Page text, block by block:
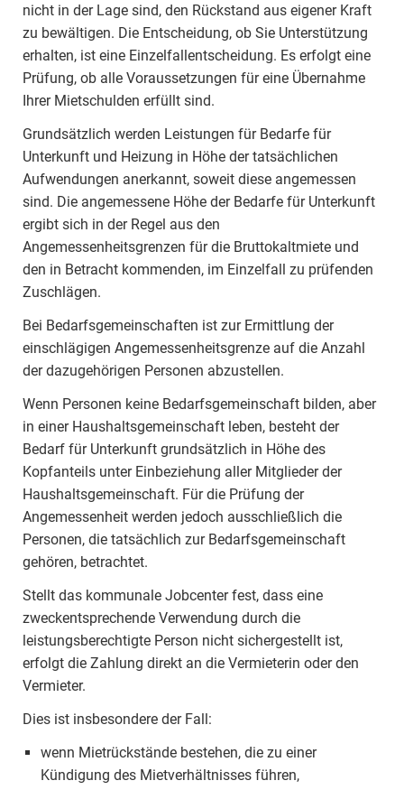
nicht in der Lage sind, den Rückstand aus eigener Kraft
zu bewältigen. Die Entscheidung, ob Sie Unterstützung
erhalten, ist eine Einzelfallentscheidung. Es erfolgt eine
Prüfung, ob alle Voraussetzungen für eine Übernahme
Ihrer Mietschulden erfüllt sind.
Grundsätzlich werden Leistungen für Bedarfe für
Unterkunft und Heizung in Höhe der tatsächlichen
Aufwendungen anerkannt, soweit diese angemessen
sind. Die angemessene Höhe der Bedarfe für Unterkunft
ergibt sich in der Regel aus den
Angemessenheitsgrenzen für die Bruttokaltmiete und
den in Betracht kommenden, im Einzelfall zu prüfenden
Zuschlägen.
Bei Bedarfsgemeinschaften ist zur Ermittlung der
einschlägigen Angemessenheitsgrenze auf die Anzahl
der dazugehörigen Personen abzustellen.
Wenn Personen keine Bedarfsgemeinschaft bilden, aber
in einer Haushaltsgemeinschaft leben, besteht der
Bedarf für Unterkunft grundsätzlich in Höhe des
Kopfanteils unter Einbeziehung aller Mitglieder der
Haushaltsgemeinschaft. Für die Prüfung der
Angemessenheit werden jedoch ausschließlich die
Personen, die tatsächlich zur Bedarfsgemeinschaft
gehören, betrachtet.
Stellt das kommunale Jobcenter fest, dass eine
zweckentsprechende Verwendung durch die
leistungsberechtigte Person nicht sichergestellt ist,
erfolgt die Zahlung direkt an die Vermieterin oder den
Vermieter.
Dies ist insbesondere der Fall:
wenn Mietrückstände bestehen, die zu einer
Kündigung des Mietverhältnisses führen,